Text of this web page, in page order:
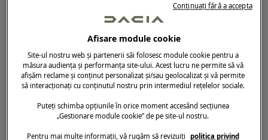
DATĂ
17.10.2025
ECHIPA DACIA SANDRIDERS ESTE
Afisare module cookie
Site-ul nostru web și partenerii săi folosesc module cookie pentru a
măsura audiența și performanța site-ului. Acest lucru ne permite să vă
afișăm reclame și conținut personalizat și/sau geolocalizat și vă permite
să interacționați cu conținutul nostru prin intermediul rețelelor sociale.
Puteți schimba opțiunile în orice moment accesând secțiunea
„Gestionare module cookie” de pe site-ul nostru.
Pentru mai multe informații, vă rugăm să revizuiți politica privind
Continuați fără a accepta